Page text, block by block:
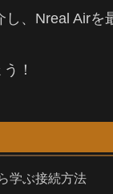
、Nreal Airを
！
学ぶ接続方法